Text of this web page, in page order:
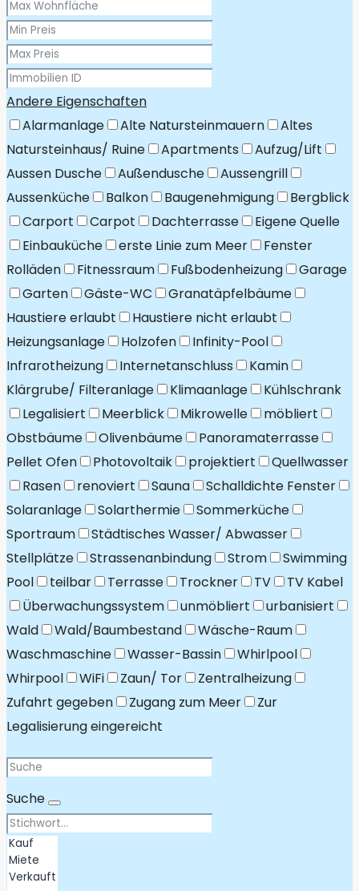
Andere Eigenschaften
Alarmanlage
Alte Natursteinmauern
Altes
Natursteinhaus/ Ruine
Apartments
Aufzug/Lift
Aussen Dusche
Außendusche
Aussengrill
Aussenküche
Balkon Baugenehmigung
Bergblick
Carport
Carpot Dachterrasse
Eigene Quelle
Einbauküche
erste Linie zum Meer
Fenster
Rolläden
Fitnessraum Fußbodenheizung
Garage
Garten
Gäste-WC
Granatäpfelbäume
Haustiere erlaubt
Haustiere nicht erlaubt
Heizungsanlage
Holzofen
Infinity-Pool
Infrarotheizung
Internetanschluss
Kamin
Klärgrube/ Filteranlage
Klimaanlage
Kühlschrank
Legalisiert
Meerblick Mikrowelle
möbliert
Obstbäume
Olivenbäume
Panoramaterrasse
Pellet Ofen
Photovoltaik projektiert
Quellwasser
Rasen
renoviert Sauna
Schalldichte Fenster
Solaranlage
Solarthermie
Sommerküche
Sportraum
Städtisches Wasser/ Abwasser
Stellplätze
Strassenanbindung Strom
Swimming
Pool
teilbar Terrasse Trockner TV
TV Kabel
Überwachungssystem
unmöbliert
urbanisiert
Wald
Wald/Baumbestand
Wäsche-Raum
Waschmaschine
Wasser-Bassin
Whirlpool
Whirpool
WiFi Zaun/ Tor
Zentralheizung
Zufahrt gegeben
Zugang zum Meer
Zur
Legalisierung eingereicht
Suche